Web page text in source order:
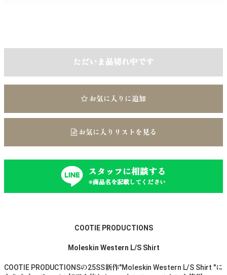
ただいま品切れ中です
お気に入りに追加
お気に入りリストを見る
スタッフに相談する
※商品名を記載してください
COOTIE PRODUCTIONS
Moleskin Western L/S Shirt
COOTIE PRODUCTIONSの25SS新作"Moleskin Western L/S Shirt "に